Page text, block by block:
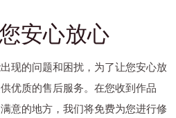
安心放心
现的问题和困扰，为了让您安心放
优质的售后服务。在您收到作品
意的地方，我们将免费为您进行修